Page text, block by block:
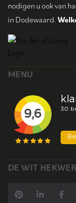
nodigen u ook van
in Dodewaard.
MENU
DE WIT